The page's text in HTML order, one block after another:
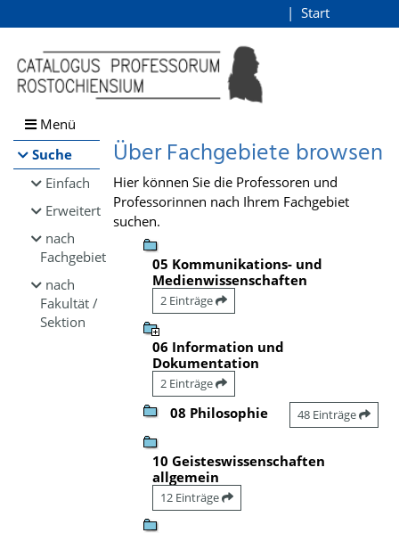
Browsen
direkt zum Inhalt
Start
Menü
Suche
Einfach
Erweitert
nach
Fachgebiet
nach
Fakultät /
Sektion
Über Fachgebiete browsen
Hier können Sie die Professoren und
Professorinnen nach Ihrem Fachgebiet
suchen.
05 Kommunikations- und
Medienwissenschaften
2 Einträge
06 Information und
Dokumentation
2 Einträge
08 Philosophie 48 Einträge
10 Geisteswissenschaften
allgemein
12 Einträge